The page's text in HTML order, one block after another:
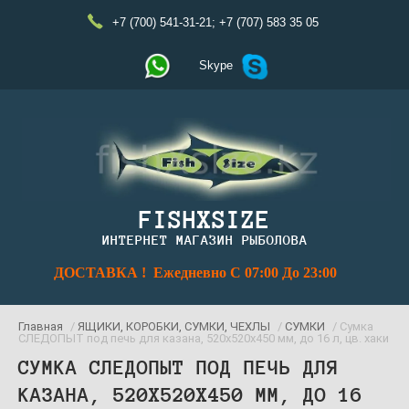
+7 (700) 541-31-21; +7 (707) 583 35 05
Skype
FISHXSIZE
ИНТЕРНЕТ МАГАЗИН РЫБОЛОВА
ДОСТАВКА ! Ежедневно С 07:00 До 23:00
Главная / ЯЩИКИ, КОРОБКИ, СУМКИ, ЧЕХЛЫ / СУМКИ
/ Сумка
СЛЕДОПЫТ под печь для казана, 520х520х450 мм, до 16 л, цв. хаки
СУМКА СЛЕДОПЫТ ПОД ПЕЧЬ ДЛЯ
КАЗАНА, 520Х520Х450 ММ, ДО 16